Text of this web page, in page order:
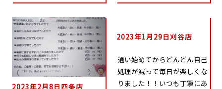
2023年2月8日四条店
2023年1月29日刈谷店
通い始めてからどんどん自己
処理が減って毎日が楽しくな
りました！！いつも丁寧にあ